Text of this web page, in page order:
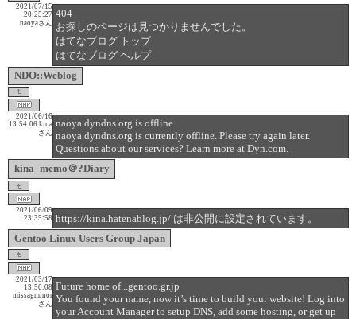
404
お探しのページは見つかりませんでした。
はてなブログ トップ
はてなブログ ヘルプ
2021/07/15
20:25:27
NDO::Weblog
naoyaさん
naoya.dyndns.org is offline
naoya.dyndns.org is currently offline. Please try again later.
Questions about our services? Learn more at Dyn.com.
2021/06/16
13:54:06
kina_memo＠?Diary
kina
さん
https://kina.hatenablog.jp/ は非公開に設定されています。
2021/06/09
23:35:58
Gentoo Linux Users Group Japan
Future home of...gentoo.gr.jp
You found your name, now it’s time to build your website! Log into
your Account Manager to setup DNS, add some hosting, or get up
2021/03/17
13:50:08
missagminor
さん